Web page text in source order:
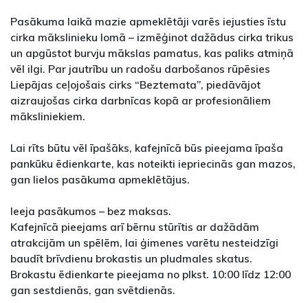
Pasākuma laikā mazie apmeklētāji varēs iejusties īstu
cirka mākslinieku lomā – izmēģinot dažādus cirka trikus
un apgūstot burvju mākslas pamatus, kas paliks atmiņā
vēl ilgi. Par jautrību un radošu darbošanos rūpēsies
Liepājas ceļojošais cirks “Beztemata”, piedāvājot
aizraujošas cirka darbnīcas kopā ar profesionāliem
māksliniekiem.
Lai rīts būtu vēl īpašāks, kafejnīcā būs pieejama īpaša
pankūku ēdienkarte, kas noteikti iepriecinās gan mazos,
gan lielos pasākuma apmeklētājus.
Ieeja pasākumos – bez maksas.
Kafejnīcā pieejams arī bērnu stūrītis ar dažādām
atrakcijām un spēlēm, lai ģimenes varētu nesteidzīgi
baudīt brīvdienu brokastis un pludmales skatus.
Brokastu ēdienkarte pieejama no plkst. 10:00 līdz 12:00
gan sestdienās, gan svētdienās.